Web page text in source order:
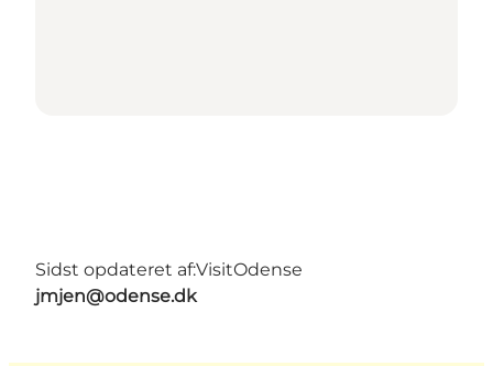
Sidst opdateret af:VisitOdense
jmjen@odense.dk